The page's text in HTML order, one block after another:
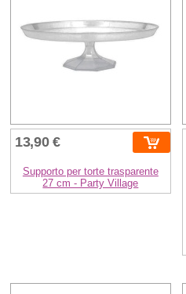
13,90 €
Supporto per torte trasparente
27 cm - Party Village